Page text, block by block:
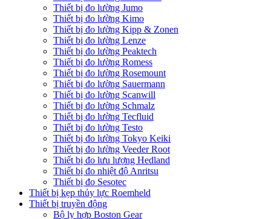
Thiết bị đo lường Jumo
Thiết bị đo lường Kimo
Thiết bị đo lường Kipp & Zonen
Thiết bị đo lường Lenze
Thiết bị đo lường Peaktech
Thiết bị đo lường Romess
Thiết bị đo lường Rosemount
Thiết bị đo lường Sauermann
Thiết bị đo lường Scanwill
Thiết bị đo lường Schmalz
Thiết bị đo lường Tecfluid
Thiết bị đo lường Testo
Thiết bị đo lường Tokyo Keiki
Thiết bị đo lường Veeder Root
Thiết bị đo lưu lượng Hedland
Thiết bị đo nhiệt độ Anritsu
Thiết bị đo Sesotec
Thiết bị kẹp thủy lực Roemheld
Thiết bị truyền động
Bộ ly hợp Boston Gear